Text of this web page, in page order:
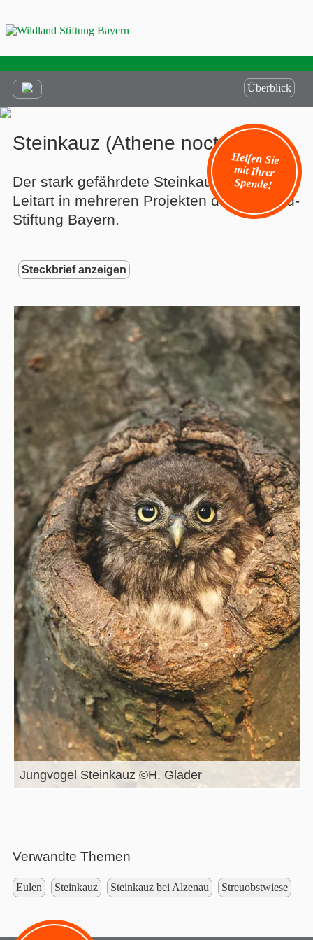
Helfen Sie
mit Ihrer
Spende!
Überblick
Steinkauz (Athene noctua)
Der stark gefährdete Steinkauz ist eine
Leitart in mehreren Projekten der Wildland-
Stiftung Bayern.
Steckbrief anzeigen
Jungvogel Steinkauz ©H. Glader
Verwandte Themen
Eulen Steinkauz Steinkauz bei Alzenau Streuobstwiese